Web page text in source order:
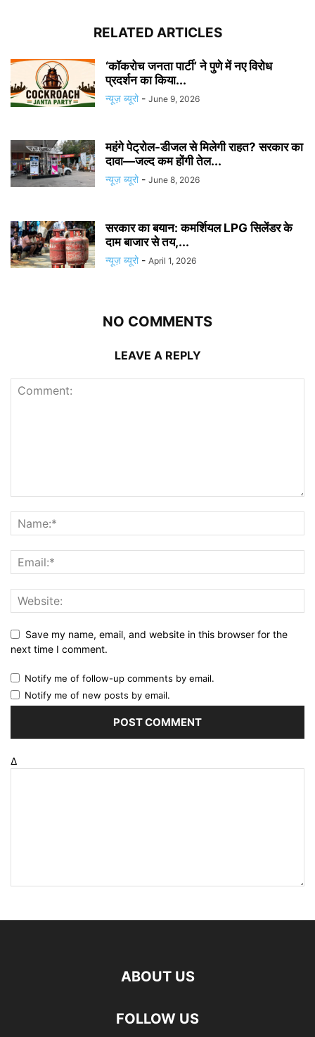
RELATED ARTICLES
‘कॉकरोच जनता पार्टी’ ने पुणे में नए विरोध
प्रदर्शन का किया...
न्यूज़ ब्यूरो - June 9, 2026
महंगे पेट्रोल-डीजल से मिलेगी राहत? सरकार का
दावा—जल्द कम होंगी तेल...
न्यूज़ ब्यूरो - June 8, 2026
सरकार का बयान: कमर्शियल LPG सिलेंडर के
दाम बाजार से तय,...
न्यूज़ ब्यूरो - April 1, 2026
NO COMMENTS
LEAVE A REPLY
Save my name, email, and website in this browser for the
next time I comment.
Notify me of follow-up comments by email.
Notify me of new posts by email.
Δ
ABOUT US
FOLLOW US